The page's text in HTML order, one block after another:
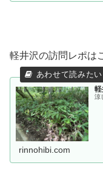
軽井沢の訪問レポは
涼
rinnohibi.com